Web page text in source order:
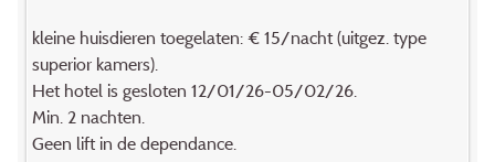
kleine huisdieren toegelaten: € 15/nacht (uitgez. type
superior kamers).
Het hotel is gesloten 12/01/26-05/02/26.
Min. 2 nachten.
Geen lift in de dependance.